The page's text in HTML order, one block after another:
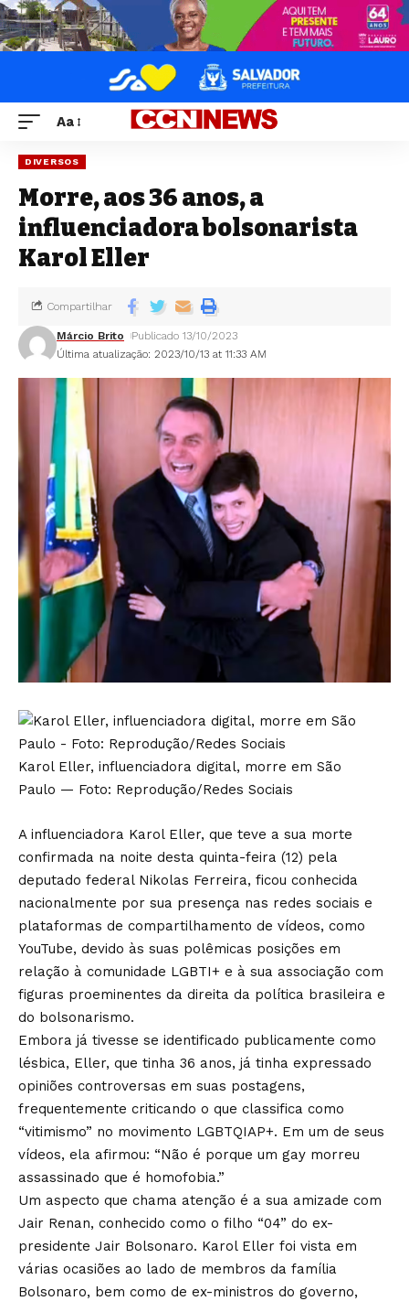
Aa
DIVERSOS
Morre, aos 36 anos, a
influenciadora bolsonarista
Karol Eller
Última atualização: 2023/10/13 at 11:33 AM
Márcio Brito Publicado 13/10/2023
Compartilhar
Karol Eller, influenciadora digital, morre em São
Paulo — Foto: Reprodução/Redes Sociais
A influenciadora Karol Eller, que teve a sua morte
confirmada na noite desta quinta-feira (12) pela
deputado federal Nikolas Ferreira, ficou conhecida
nacionalmente por sua presença nas redes sociais e
plataformas de compartilhamento de vídeos, como
YouTube, devido às suas polêmicas posições em
relação à comunidade LGBTI+ e à sua associação com
figuras proeminentes da direita da política brasileira e
do bolsonarismo.
Embora já tivesse se identificado publicamente como
lésbica, Eller, que tinha 36 anos, já tinha expressado
opiniões controversas em suas postagens,
frequentemente criticando o que classifica como
“vitimismo” no movimento LGBTQIAP+. Em um de seus
vídeos, ela afirmou: “Não é porque um gay morreu
assassinado que é homofobia.”
Um aspecto que chama atenção é a sua amizade com
Jair Renan, conhecido como o filho “04” do ex-
presidente Jair Bolsonaro. Karol Eller foi vista em
várias ocasiões ao lado de membros da família
Bolsonaro, bem como de ex-ministros do governo,